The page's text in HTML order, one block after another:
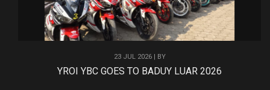
23 JUL 2026 | BY
YROI YBC GOES TO BADUY LUAR 2026